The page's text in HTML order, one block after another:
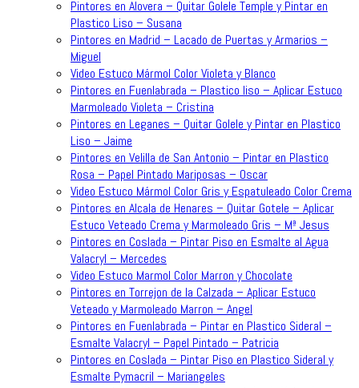
Pintores en Alovera – Quitar Golele Temple y Pintar en
Plastico Liso – Susana
Pintores en Madrid – Lacado de Puertas y Armarios –
Miguel
Video Estuco Mármol Color Violeta y Blanco
Pintores en Fuenlabrada – Plastico liso – Aplicar Estuco
Marmoleado Violeta – Cristina
Pintores en Leganes – Quitar Golele y Pintar en Plastico
Liso – Jaime
Pintores en Velilla de San Antonio – Pintar en Plastico
Rosa – Papel Pintado Mariposas – Oscar
Video Estuco Mármol Color Gris y Espatuleado Color Crema
Pintores en Alcala de Henares – Quitar Gotele – Aplicar
Estuco Veteado Crema y Marmoleado Gris – Mª Jesus
Pintores en Coslada – Pintar Piso en Esmalte al Agua
Valacryl – Mercedes
Video Estuco Marmol Color Marron y Chocolate
Pintores en Torrejon de la Calzada – Aplicar Estuco
Veteado y Marmoleado Marron – Angel
Pintores en Fuenlabrada – Pintar en Plastico Sideral –
Esmalte Valacryl – Papel Pintado – Patricia
Pintores en Coslada – Pintar Piso en Plastico Sideral y
Esmalte Pymacril – Mariangeles